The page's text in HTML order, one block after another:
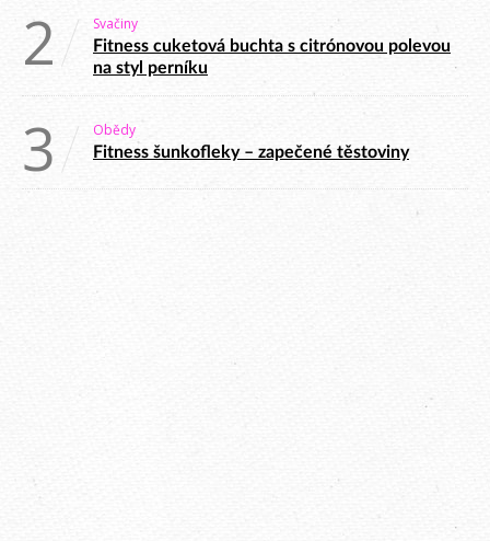
2 Svačiny
Fitness cuketová buchta s citrónovou polevou
na styl perníku
3 Obědy
Fitness šunkofleky – zapečené těstoviny